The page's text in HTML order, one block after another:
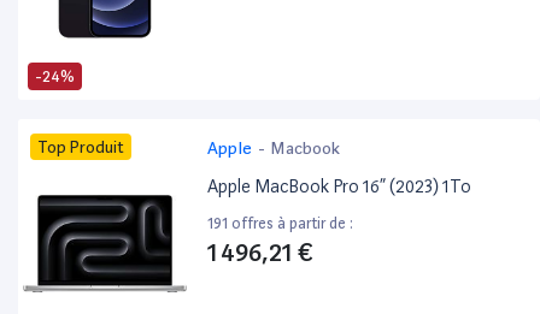
-24%
Top Produit Apple - Macbook
Apple MacBook Pro 16” (2023) 1To
191 offres à partir de :
1 496,21 €